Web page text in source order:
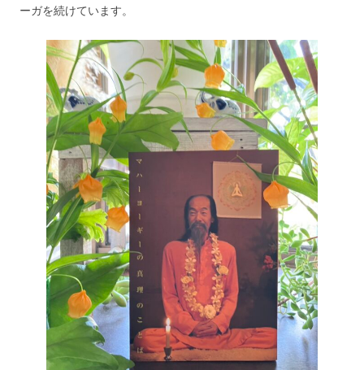
ーガを続けています。